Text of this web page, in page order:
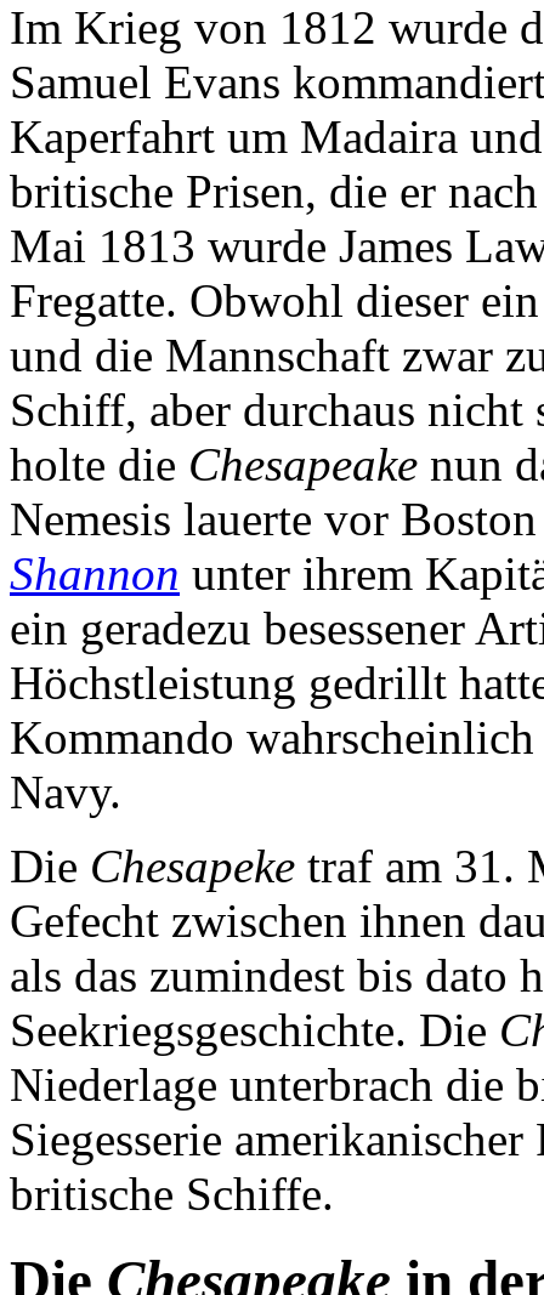
Im Krieg von 1812 wurde
Samuel Evans
Kaperfahrt um Madaira
britische Prisen, die er
Mai 1813 wurde James
Fregatte. Obwohl dieser
und die Mannschaft zwar
Schiff, aber durchaus nicht
holte die Chesapeake nun
Nemesis lauerte vor
Shannon unter ihrem
ein geradezu besessener
Höchstleistung gedrillt
Kommando
Navy.
Die Chesapeke traf am 31.
Gefecht zwischen ihnen
als das zumindest bis dato
Seekriegsgeschichte. Die
Niederlage unterbrach die
Siegesserie
britische Schiffe.
Die Chesapeake in